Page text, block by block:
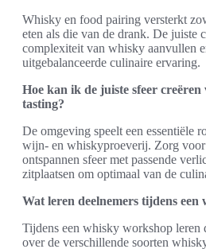
Whisky en food pairing versterkt
eten als die van de drank. De juiste
complexiteit van whisky aanvullen
uitgebalanceerde culinaire ervaring.
Hoe kan ik de juiste sfeer
tasting?
De omgeving speelt een essentiële
wijn- en whiskyproeverij. Zorg voor
ontspannen sfeer met passende
zitplaatsen om optimaal van de
Wat leren deelnemers tijdens
Tijdens een whisky workshop leren
over de verschillende soorten